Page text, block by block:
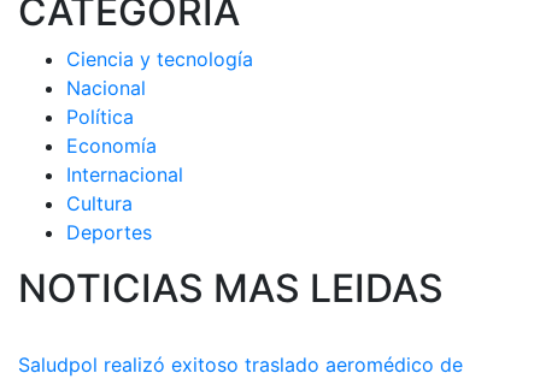
CATEGORIA
Ciencia y tecnología
Nacional
Política
Economía
Internacional
Cultura
Deportes
NOTICIAS MAS LEIDAS
Saludpol realizó exitoso traslado aeromédico de